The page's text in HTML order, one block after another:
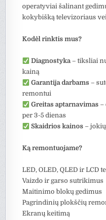
operatyviai šalinant
kokybišką televizoriaus
Kodėl rinktis mus?
Diagnostyka– tiksliai
kainą
Garantija darbams –
remontui
Greitas aptarnavimas –
per 3-5 dienas
Skaidrios kainos –
Ką remontuojame?
LED, OLED, QLED ir LCD
Vaizdo ir garso sutrikimus
Maitinimo blokų gedimus
Pagrindinių plokščių
Ekranų keitimą